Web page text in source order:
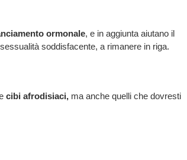
ormonale, e in aggiunta aiutano il
soddisfacente, a rimanere in riga.
cibi afrodisiaci,ma anche quelli che dovresti